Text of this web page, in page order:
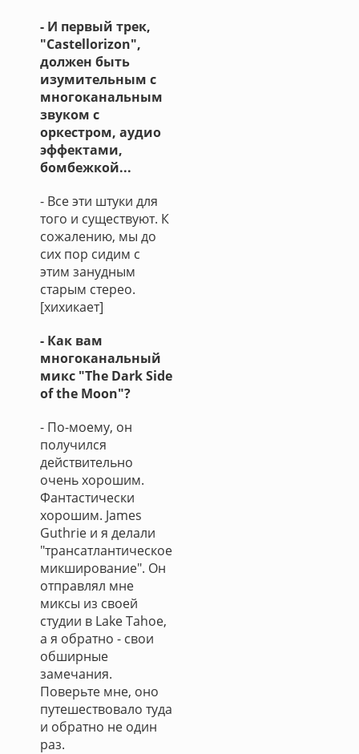
- И первый трек,
"Castellorizon",
должен быть
изумительным с
многоканальным
звуком с
оркестром, аудио
эффектами,
бомбежкой...
- Все эти штуки для
того и существуют. К
сожалению, мы до
сих пор сидим с
этим занудным
старым стерео.
[хихикает]
- Как вам
многоканальный
микс "The Dark Side
of the Moon"?
- По-моему, он
получился
действительно
очень хорошим.
Фантастически
хорошим. James
Guthrie и я делали
"трансатлантическое
микширование". Он
отправлял мне
миксы из своей
студии в Lake Tahoe,
а я обратно - свои
обширные
замечания.
Поверьте мне, оно
путешествовало туда
и обратно не один
раз.